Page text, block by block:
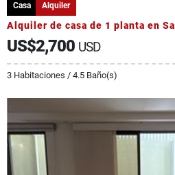
Casa Alquiler
Alquiler de casa de 1 planta en
US$2,700 USD
3 Habitaciones / 4.5 Baño(s)